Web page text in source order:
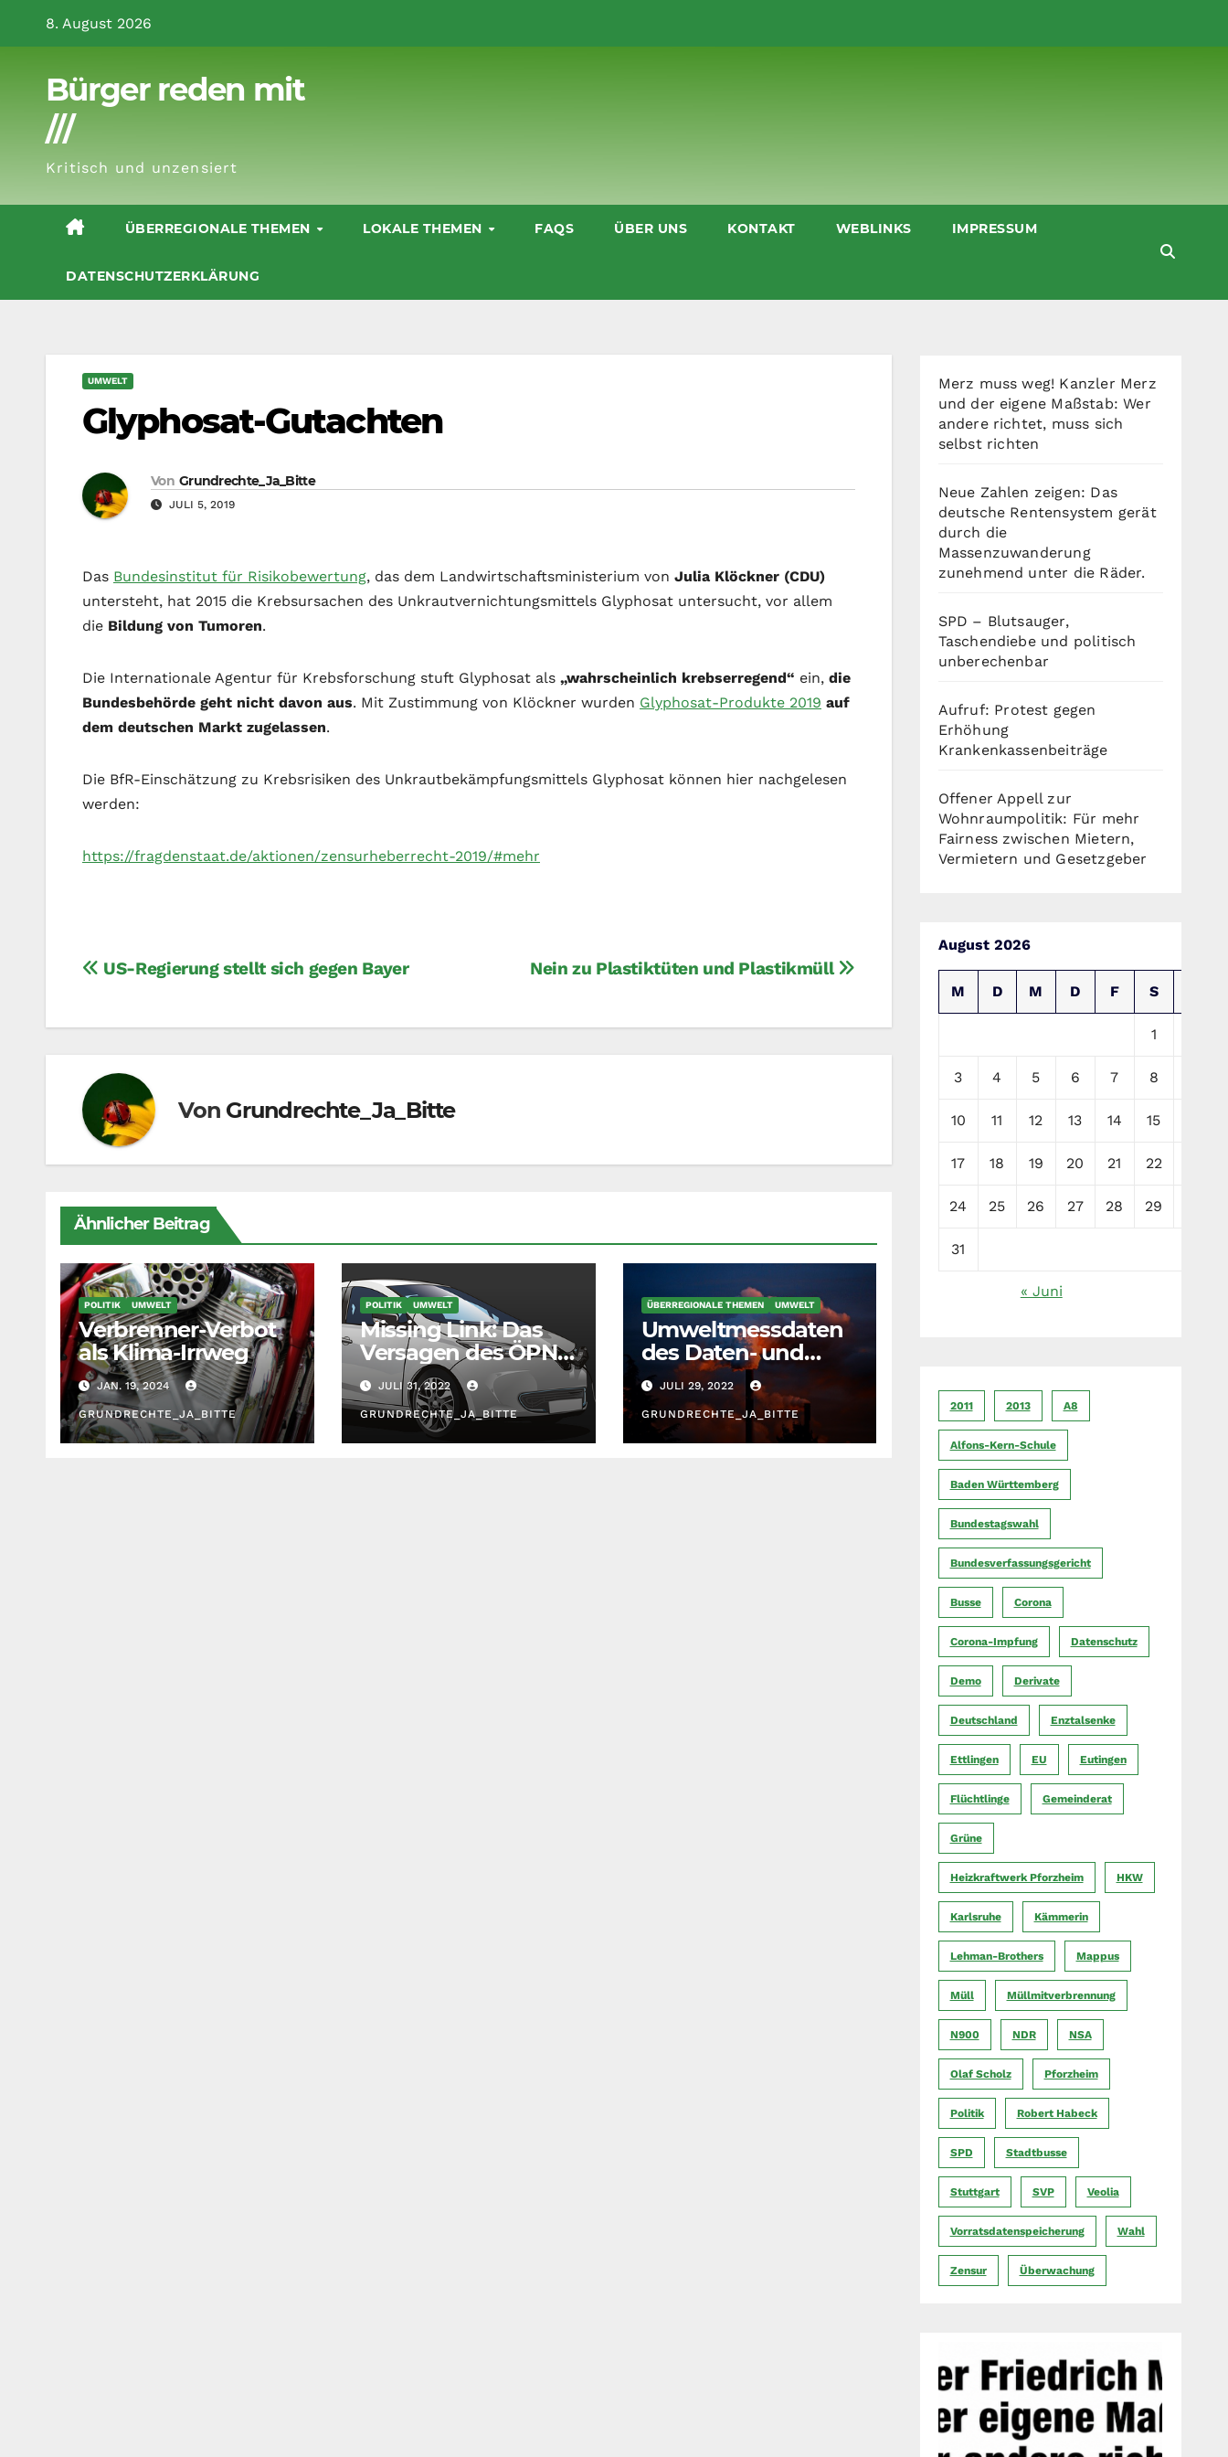
8. August 2026
Bürger reden mit
///
Kritisch und unzensiert
ÜBERREGIONALE THEMEN LOKALE THEMEN FAQS ÜBER UNS KONTAKT WEBLINKS IMPRESSUM
DATENSCHUTZERKLÄRUNG
UMWELT
Glyphosat-Gutachten
Von Grundrechte_Ja_Bitte
JULI 5, 2019
Das Bundesinstitut für Risikobewertung, das dem Landwirtschaftsministerium von Julia Klöckner (CDU)
untersteht, hat 2015 die Krebsursachen des Unkrautvernichtungsmittels Glyphosat untersucht, vor allem
die Bildung von Tumoren.
Die Internationale Agentur für Krebsforschung stuft Glyphosat als „wahrscheinlich krebserregend“ ein, die
Bundesbehörde geht nicht davon aus. Mit Zustimmung von Klöckner wurden Glyphosat-Produkte 2019 auf
dem deutschen Markt zugelassen.
Die BfR-Einschätzung zu Krebsrisiken des Unkrautbekämpfungsmittels Glyphosat können hier nachgelesen
werden:
https://fragdenstaat.de/aktionen/zensurheberrecht-2019/#mehr
Beitragsnavigation Nein zu Plastiktüten und Plastikmüll
US-Regierung stellt sich gegen Bayer
Von Grundrechte_Ja_Bitte
Ähnlicher Beitrag
POLITIK UMWELT
Verbrenner-Verbot
als Klima-Irrweg
JAN. 19, 2024
GRUNDRECHTE_JA_BITTE
POLITIK UMWELT
Missing Link: Das
Versagen des ÖPNV,
oder: Elektroautos
für alle?
JULI 31, 2022
GRUNDRECHTE_JA_BITTE
ÜBERREGIONALE THEMEN UMWELT
Umweltmessdaten
des Daten- und
Kartendienstes der
LUBW
JULI 29, 2022
GRUNDRECHTE_JA_BITTE
Merz muss weg! Kanzler Merz
und der eigene Maßstab: Wer
andere richtet, muss sich
selbst richten
Neue Zahlen zeigen: Das
deutsche Rentensystem gerät
durch die
Massenzuwanderung
zunehmend unter die Räder.
SPD – Blutsauger,
Taschendiebe und politisch
unberechenbar
Aufruf: Protest gegen
Erhöhung
Krankenkassenbeiträge
Offener Appell zur
Wohnraumpolitik: Für mehr
Fairness zwischen Mietern,
Vermietern und Gesetzgeber
August 2026
M D M D F S
1
3 4 5 6 7 8
10 11 12 13 14 15
17 18 19 20 21 22
24 25 26 27 28 29
31
« Juni
2011 2013 A8
Alfons-Kern-Schule
Baden Württemberg
Bundestagswahl
Bundesverfassungsgericht
Busse Corona
Corona-Impfung Datenschutz
Demo Derivate
Deutschland Enztalsenke
Ettlingen EU Eutingen
Flüchtlinge Gemeinderat
Grüne
Heizkraftwerk Pforzheim HKW
Karlsruhe Kämmerin
Lehman-Brothers Mappus
Müll Müllmitverbrennung
N900 NDR NSA
Olaf Scholz Pforzheim
Politik Robert Habeck
SPD Stadtbusse
Stuttgart SVP Veolia
Vorratsdatenspeicherung Wahl
Zensur Überwachung